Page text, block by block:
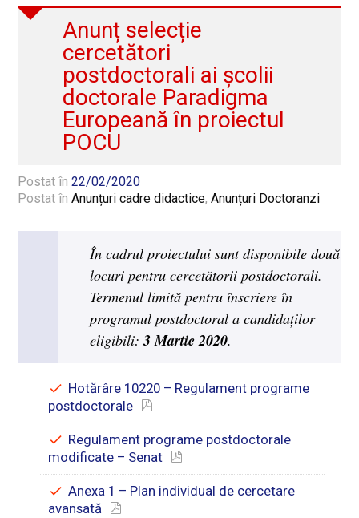
Anunț selecție
cercetători
postdoctorali ai școlii
doctorale Paradigma
Europeană în proiectul
POCU
Postat în22/02/2020
Postat înAnunțuri cadre didactice,Anunțuri Doctoranzi
În cadrul proiectului sunt disponibile două
locuri pentru cercetătorii postdoctorali.
Termenul limită pentru înscriere în
programul postdoctoral a candidaților
eligibili: 3 Martie 2020.
Hotărâre 10220 – Regulament programe
postdoctorale
Regulament programe postdoctorale
modificate – Senat
Anexa 1 – Plan individual de cercetare
avansată